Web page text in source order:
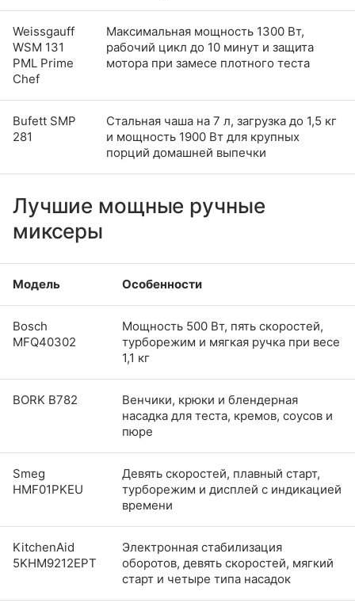
Weissgauff
WSM 131
PML Prime
Chef
Максимальная мощность 1300 Вт,
рабочий цикл до 10 минут и защита
мотора при замесе плотного теста
Bufett SMP
281
Стальная чаша на 7 л, загрузка до 1,5 кг
и мощность 1900 Вт для крупных
порций домашней выпечки
Лучшие мощные ручные
миксеры
Модель Особенности
Bosch
MFQ40302
Мощность 500 Вт, пять скоростей,
турборежим и мягкая ручка при весе
1,1 кг
BORK B782
Венчики, крюки и блендерная
насадка для теста, кремов, соусов и
пюре
Smeg
HMF01PKEU
Девять скоростей, плавный старт,
турборежим и дисплей с индикацией
времени
KitchenAid
5KHM9212EPT
Электронная стабилизация
оборотов, девять скоростей, мягкий
старт и четыре типа насадок